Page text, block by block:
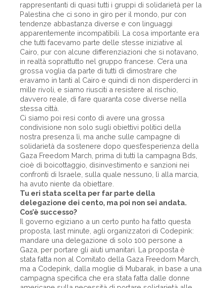
rappresentanti di quasi tutti i gruppi di solidarietà per la
Palestina che ci sono in giro per il mondo, pur con
tendenze abbastanza diverse e con linguaggi
apparentemente incompatibili. La cosa importante era
che tutti facevamo parte delle stesse iniziative al
Cairo, pur con alcune differenziazioni che si notavano,
in realtà soprattutto nel gruppo francese. C’era una
grossa voglia da parte di tutti di dimostrare che
eravamo in tanti al Cairo e quindi di non disperderci in
mille rivoli, e siamo riusciti a resistere al rischio,
davvero reale, di fare quaranta cose diverse nella
stessa città.
Ci siamo poi resi conto di avere una grossa
condivisione non solo sugli obiettivi politici della
nostra presenza lì, ma anche sulle campagne di
solidarietà da sostenere dopo quest’esperienza della
Gaza Freedom March, prima di tutti la campagna Bds,
cioè di boicottaggio, disinvestimento e sanzioni nei
confronti di Israele, sulla quale nessuno, lì alla marcia,
ha avuto niente da obiettare.
Tu eri stata scelta per far parte della
delegazione dei cento, ma poi non sei andata.
Cos’è successo?
Il governo egiziano a un certo punto ha fatto questa
proposta, last minute, agli organizzatori di Codepink:
mandare una delegazione di solo 100 persone a
Gaza, per portare gli aiuti umanitari. La proposta è
stata fatta non al Comitato della Gaza Freedom March,
ma a Codepink, dalla moglie di Mubarak, in base a una
campagna specifica che era stata fatta dalle donne